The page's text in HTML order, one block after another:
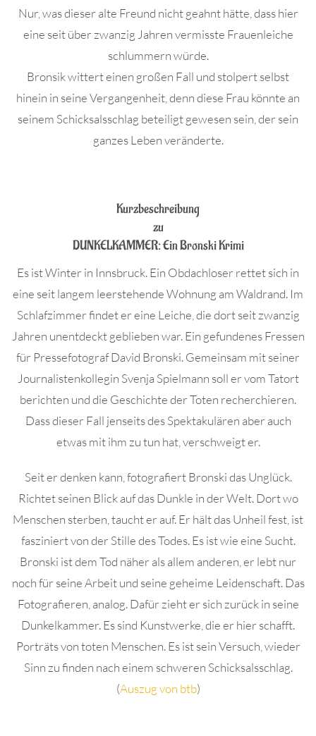
Nur, was dieser alte Freund nicht geahnt hätte, dass hier
eine seit über zwanzig Jahren vermisste Frauenleiche
schlummern würde.
Bronsik wittert einen großen Fall und stolpert selbst
hinein in seine Vergangenheit, denn diese Frau könnte an
seinem Schicksalsschlag beteiligt gewesen sein, der sein
ganzes Leben veränderte.
Kurzbeschreibung
zu
DUNKELKAMMER: Ein Bronski Krimi
Es ist Winter in Innsbruck. Ein Obdachloser rettet sich in
eine seit langem leerstehende Wohnung am Waldrand. Im
Schlafzimmer findet er eine Leiche, die dort seit zwanzig
Jahren unentdeckt geblieben war. Ein gefundenes Fressen
für Pressefotograf David Bronski. Gemeinsam mit seiner
Journalistenkollegin Svenja Spielmann soll er vom Tatort
berichten und die Geschichte der Toten recherchieren.
Dass dieser Fall jenseits des Spektakulären aber auch
etwas mit ihm zu tun hat, verschweigt er.
Seit er denken kann, fotografiert Bronski das Unglück.
Richtet seinen Blick auf das Dunkle in der Welt. Dort wo
Menschen sterben, taucht er auf. Er hält das Unheil fest, ist
fasziniert von der Stille des Todes. Es ist wie eine Sucht.
Bronski ist dem Tod näher als allem anderen, er lebt nur
noch für seine Arbeit und seine geheime Leidenschaft. Das
Fotografieren, analog. Dafür zieht er sich zurück in seine
Dunkelkammer. Es sind Kunstwerke, die er hier schafft.
Porträts von toten Menschen. Es ist sein Versuch, wieder
Sinn zu finden nach einem schweren Schicksalsschlag.
(Auszug von btb)